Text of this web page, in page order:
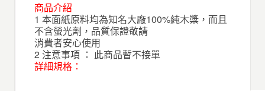
商品介紹
1 本面紙原料均為知名大廠100%純木槳，而且
不含螢光劑，品質保證敬請
消費者安心使用
2 注意事項 ： 此商品暫不接單
詳細規格：